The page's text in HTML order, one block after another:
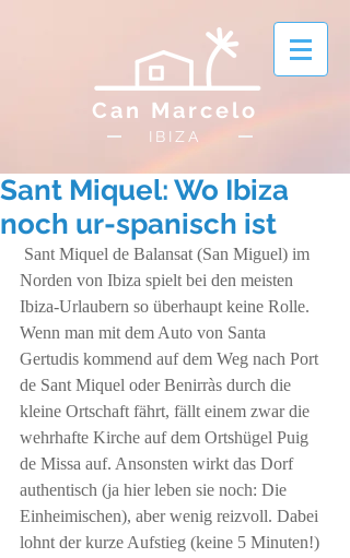
Can Marcelo
IBIZA
Sant Miquel: Wo Ibiza
noch ur-spanisch ist
Sant Miquel de Balansat (San Miguel) im
Norden von Ibiza spielt bei den meisten
Ibiza-Urlaubern so überhaupt keine Rolle.
Wenn man mit dem Auto von Santa
Gertudis kommend auf dem Weg nach Port
de Sant Miquel oder Benirràs durch die
kleine Ortschaft fährt, fällt einem zwar die
wehrhafte Kirche auf dem Ortshügel Puig
de Missa auf. Ansonsten wirkt das Dorf
authentisch (ja hier leben sie noch: Die
Einheimischen), aber wenig reizvoll. Dabei
lohnt der kurze Aufstieg (keine 5 Minuten!)